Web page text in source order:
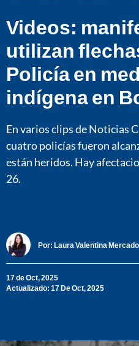
Videos:
utilizan
Policía en
indígena en
En varios clips de Noticias
cuatro policías fueron
están heridos. Hay
26.
Por: Laura Valentina Mercado
17 de Oct, 2025
Actualizado: 17 De Oct, 2025